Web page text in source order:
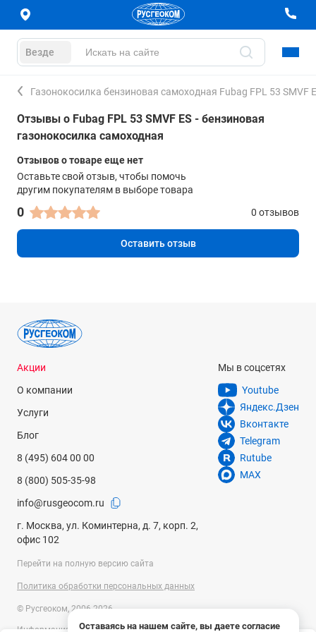
Везде
Газонокосилка бензиновая самоходная Fubag FPL 53 SMVF
Отзывы о Fubag FPL 53 SMVF ES - бензиновая
газонокосилка самоходная
Отзывов о товаре еще нет
Оставьте свой отзыв, чтобы помочь
другим покупателям в выборе товара
0 0 отзывов
Оставить отзыв
Оставаясь на нашем сайте, вы даете согласие
Акции
О компании
Услуги
Блог
8 (495) 604 00 00
8 (800) 505-35-98
info@rusgeocom.ru
г. Москва, ул. Коминтерна, д. 7, корп. 2,
офис 102
Мы в соцсетях
Youtube
Яндекс.Дзен
Вконтакте
Telegram
Rutube
MAX
Перейти на полную версию сайта
Политика обработки персональных данных
© Русгеоком, 2006-2026
Информация на сайте носит справочный характер и не является